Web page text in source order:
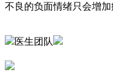
不良的负面情绪只会增
医生团队